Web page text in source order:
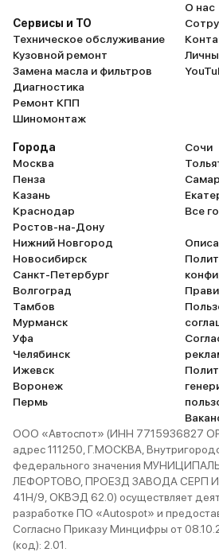
Сервисы и ТО
Техническое обслуживание
Кузовной ремонт
Замена масла и фильтров
Диагностика
Ремонт КПП
Шиномонтаж
О нас
Города
Москва
Пенза
Казань
Краснодар
Ростов-на-Дону
Нижний Новгород
Новосибирск
Санкт-Петербург
Волгоград
Тамбов
Мурманск
Уфа
Челябинск
Ижевск
Воронеж
Пермь
Сочи
Все
ООО «Автоспот» (ИНН 7715936827
адрес 111250, Г.МОСКВА,
федерального значения
ЛЕФОРТОВО, ПРОЕЗД ЗАВОДА СЕРП
41Н/9, ОКВЭД 62.0) осуществляет
разработке ПО «Autospot» и
Согласно Приказу Минцифры от
(код): 2.01.